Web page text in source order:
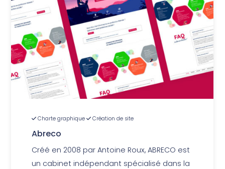
Charte graphique Création de site
Abreco
Créé en 2008 par Antoine Roux, ABRECO est
un cabinet indépendant spécialisé dans la